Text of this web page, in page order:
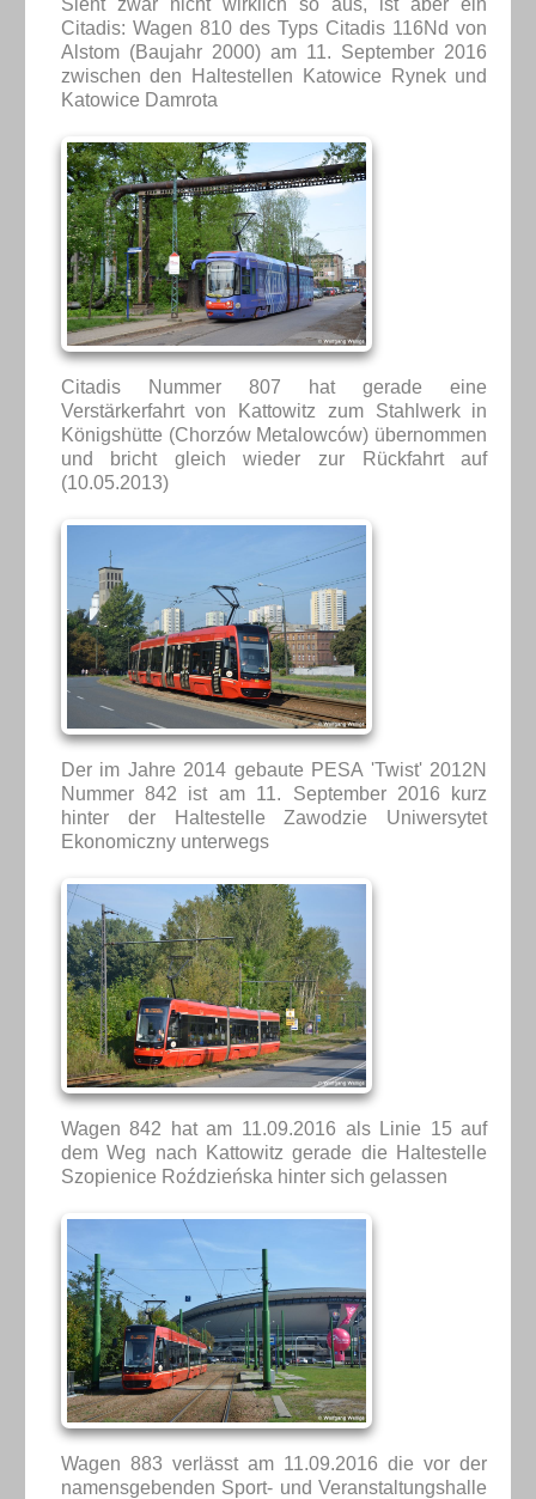
Citadis: Wagen 810 des Typs Citadis 116Nd von
Alstom (Baujahr 2000) am 11. September 2016
zwischen den Haltestellen Katowice Rynek und
Katowice Damrota
Citadis Nummer 807 hat gerade eine
Verstärkerfahrt von Kattowitz zum Stahlwerk in
Königshütte (Chorzów Metalowców) übernommen
und bricht gleich wieder zur Rückfahrt auf
(10.05.2013)
Der im Jahre 2014 gebaute PESA 'Twist' 2012N
Nummer 842 ist am 11. September 2016 kurz
hinter der Haltestelle Zawodzie Uniwersytet
Ekonomiczny unterwegs
Wagen 842 hat am 11.09.2016 als Linie 15 auf
dem Weg nach Kattowitz gerade die Haltestelle
Szopienice Roździeńska hinter sich gelassen
Wagen 883 verlässt am 11.09.2016 die vor der
namensgebenden Sport- und Veranstaltungshalle